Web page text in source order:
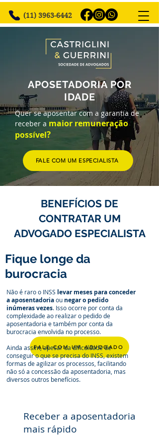
(11) 3963-6442
APOSETADORIA POR
IDADE
Quer se aposentar com a garantia de
receber a maior remuneração
possível?
FALE COM UM ESPECIALISTA
BENEFÍCIOS DE
CONTRATAR UM
ADVOGADO ESPECIALISTA
FALE COM UM ADVOGADO
Fique longe da
burocracia
Não é raro o INSS levar meses para conceder
a aposentadoriaou negar o pedido
inúmeras vezes. Isso ocorre por conta da
complexidade ao realizar o pedido de
aposentadoria e também por conta da
burocracia envolvida no processo.
Ainda assim, apesar da dificuldade de
conseguir o que se precisa do INSS, existem
formas de agilizar os processos, facilitando
não só a concessão da aposentadoria, mas
diversos outros benefícios.
Receber a aposentadoria
mais rápido